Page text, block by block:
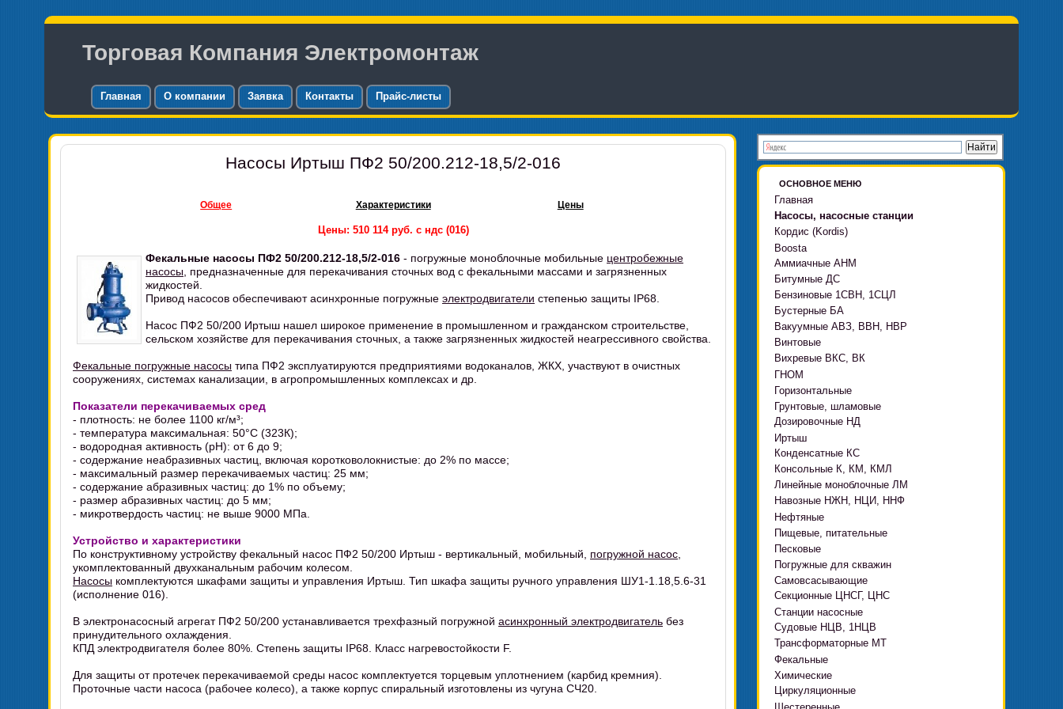
Торговая Компания Электромонтаж
Главная О компании Заявка Контакты Прайс-листы
Насосы Иртыш ПФ2 50/200.212-18,5/2-016
Общее Характеристики Цены
Цены: 510 114 руб. с ндс (016)
Фекальные насосы ПФ2 50/200.212-18,5/2-016 - погружные моноблочные мобильные центробежные
насосы , предназначенные для перекачивания сточных вод с фекальными массами и загрязненных
жидкостей.
Привод насосов обеспечивают асинхронные погружные электродвигатели степенью защиты IP68.
Насос ПФ2 50/200 Иртыш нашел широкое применение в промышленном и гражданском строительстве,
сельском хозяйстве для перекачивания сточных, а также загрязненных жидкостей неагрессивного свойства.
Фекальные погружные насосы типа ПФ2 эксплуатируются предприятиями водоканалов, ЖКХ, участвуют в очистных
сооружениях, системах канализации, в агропромышленных комплексах и др.
Показатели перекачиваемых сред
- плотность: не более 1100 кг/м³;
- температура максимальная: 50°C (323К);
- водородная активность (pH): от 6 до 9;
- содержание неабразивных частиц, включая коротковолокнистые: до 2% по массе;
- максимальный размер перекачиваемых частиц: 25 мм;
- содержание абразивных частиц: до 1% по объему;
- размер абразивных частиц: до 5 мм;
- микротвердость частиц: не выше 9000 МПа.
Устройство и характеристики
По конструктивному устройству фекальный насос ПФ2 50/200 Иртыш - вертикальный, мобильный, погружной насос
укомплектованный двухканальным рабочим колесом.
Насосы комплектуются шкафами защиты и управления Иртыш. Тип шкафа защиты ручного управления ШУ1-1.18,5.6-31
(исполнение 016).
В электронасосный агрегат ПФ2 50/200 устанавливается трехфазный погружной асинхронный электродвигатель без
принудительного охлаждения.
КПД электродвигателя более 80%. Степень защиты IP68. Класс нагревостойкости F.
Для защиты от протечек перекачиваемой среды насос комплектуется торцевым уплотнением (карбид кремния).
Проточные части насоса (рабочее колесо), а также корпус спиральный изготовлены из чугуна СЧ20.
ОСНОВНОЕ МЕНЮ
Главная
Насосы, насосные станции
Кордис (Kordis)
Boosta
Boosta-F
Boosta-L
Boosta-APD установки
Аммиачные АНМ
Битумные ДС
Бензиновые 1СВН, 1СЦЛ
Бустерные БА
Вакуумные АВЗ, ВВН, НВР
Винтовые
Вихревые ВКС, ВК
ГНОМ
Грязевые
Ф, Фр
с HMS Control
Горизонтальные
Д, 1Д
ЦН
DeLium
Грунтовые, шламовые
ГРАТ, ГРАК, ГРАР
ВШН
Дозировочные НД
Иртыш
ПФ, НФ, ПД
ЦМЛ
ЦМК
Конденсатные КС
Консольные К, КМ, КМЛ
Линейные моноблочные ЛМ
Навозные НЖН, НЦИ, ННФ
Нефтяные
НВ, НВЕ, НДВ
КМC
4(5,6)НК
КМХ Адонис
Пищевые, питательные
ОНЦ, СНЦ
ЦВК
ПЭ
Поршневые на пару
Песковые
П, ПР, ПБ, ПК, ПРВП
ППР, ППК вертикальные
Погружные для скважин
ЭЦВ Ливнынасос
ЭЦВ Промбурвод
2ЭЦВ
БЦП М
CRS
СПА 4
Самовсасывающие
АНС
С-569
С-245
Секционные ЦНСГ, ЦНС
Станции насосные
СУЗ, HMS Control
Автоматические САУ
Садовые Ингро CAM
Судовые НЦВ, 1НЦВ
Трансформаторные МТ
Фекальные
СМ, 1СМ, 2СМ
СД, СДВ
Химические
Х
Циркуляционные